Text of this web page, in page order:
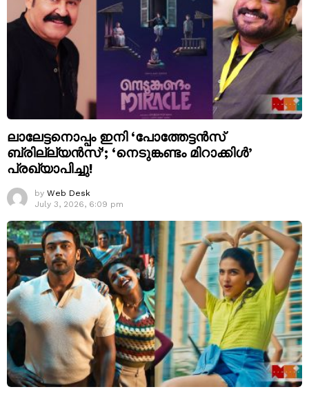
ലാലേട്ടനൊപ്പം ഇനി ‘പോത്തേട്ടൻസ്
ബ്രില്ല്യൻസ്’; ‘നെടുങ്കണ്ടം മിറാക്കിൾ’
പ്രഖ്യാപിച്ചു!
by Web Desk
July 3, 2026, 6:09 pm